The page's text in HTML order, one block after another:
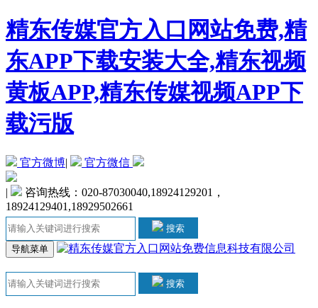
精东传媒官方入口网站免费,精
东APP下载安装大全,精东视频
黄板APP,精东传媒视频APP下
载污版
官方微博| 官方微信
|
咨询热线：020-87030040,18924129201，
18924129401,18929502661
搜索
导航菜单
搜索